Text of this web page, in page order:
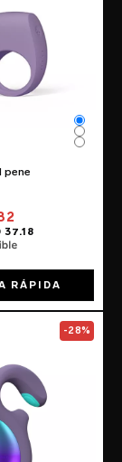
pene
Color
Color
Color
RÁPIDA
Go to the
-28%